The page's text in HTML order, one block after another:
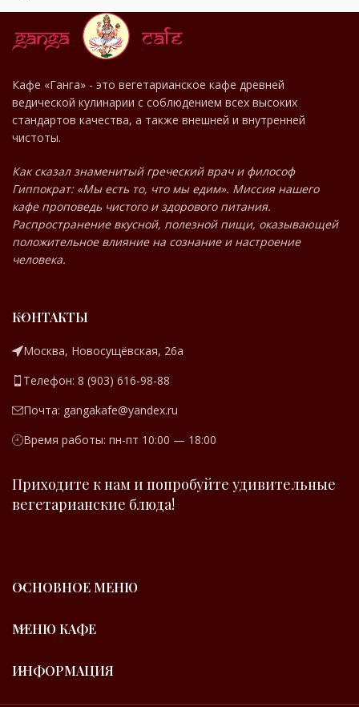
МЕНЮ
РЕСТОРАНА
Кафе «Ганга» - это вегетарианское кафе древней
ведической кулинарии с соблюдением всех высоких
стандартов качества, а также внешней и внутренней
чистоты.
Как сказал знаменитый греческий врач и философ
Гиппократ: «Мы есть то, что мы едим». Миссия нашего
кафе проповедь чистого и здорового питания.
Распространение вкусной, полезной пищи, оказывающей
положительное влияние на сознание и настроение
человека.
КОНТАКТЫ
Москва, Новосущёвская, 26а
Телефон: 8 (903) 616-98-88
Почта: gangakafe@yandex.ru
Время работы: пн-пт 10:00 — 18:00
Приходите к нам и попробуйте удивительные
вегетарианские блюда!
ОСНОВНОЕ МЕНЮ
МЕНЮ КАФЕ
ИНФОРМАЦИЯ